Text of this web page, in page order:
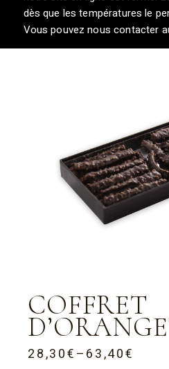
dès que les températures le
Vous pouvez nous contacter
COFFRET
28,30€–63,40€